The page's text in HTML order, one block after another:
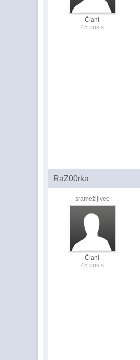
Člani
45 posts
RaZ00rka
sramežljivec
Člani
45 posts